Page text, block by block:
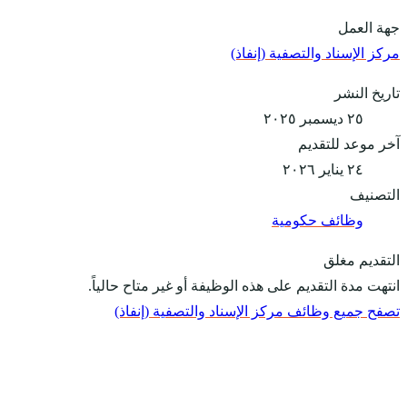
جهة العمل
مركز الإسناد والتصفية (إنفاذ‬⁩)
تاريخ النشر
٢٥ ديسمبر ٢٠٢٥
آخر موعد للتقديم
٢٤ يناير ٢٠٢٦
التصنيف
وظائف حكومية
التقديم مغلق
انتهت مدة التقديم على هذه الوظيفة أو غير متاح حالياً.
تصفح جميع وظائف مركز الإسناد والتصفية (إنفاذ‬⁩)